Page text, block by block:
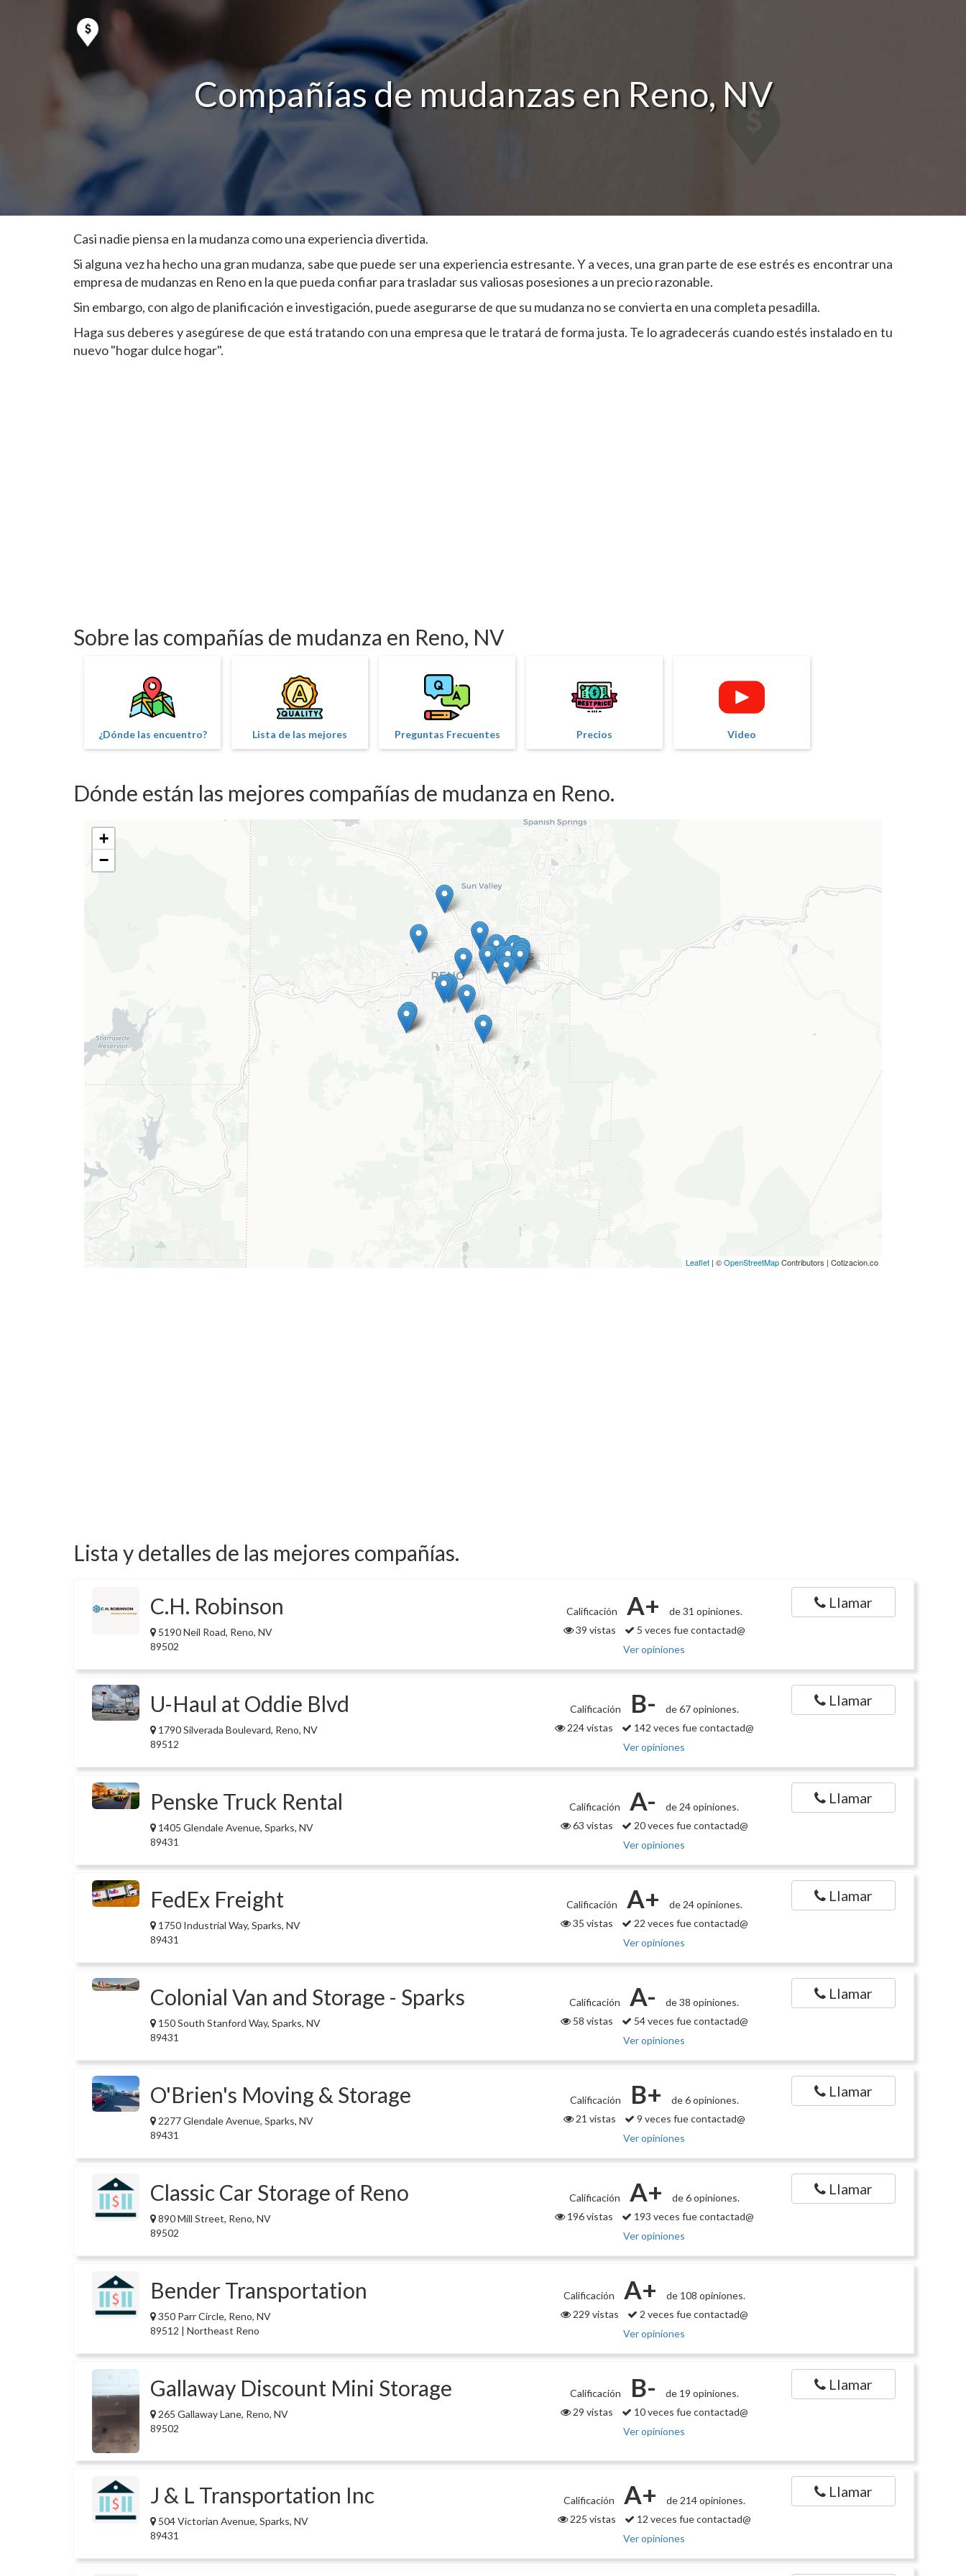
Compañías de mudanzas en Reno, NV
Casi nadie piensa en la mudanza como una experiencia divertida.
Si alguna vez ha hecho una gran mudanza, sabe que puede ser una experiencia estresante. Y a veces, una gran parte de ese estrés es encontrar una
empresa de mudanzas en Reno en la que pueda confiar para trasladar sus valiosas posesiones a un precio razonable.
Sin embargo, con algo de planificación e investigación, puede asegurarse de que su mudanza no se convierta en una completa pesadilla.
Haga sus deberes y asegúrese de que está tratando con una empresa que le tratará de forma justa. Te lo agradecerás cuando estés instalado en tu
nuevo "hogar dulce hogar".
Sobre las compañías de mudanza en Reno, NV
¿Dónde las encuentro? Lista de las mejores Preguntas Frecuentes Precios Video
Dónde están las mejores compañías de mudanza en Reno.
+
−
Leaflet | ©OpenStreetMapContributors | Cotizacion.co
Lista y detalles de las mejores compañías.
C.H. Robinson
5190 Neil Road, Reno, NV
89502
Calificación A+
de 31 opiniones.
39 vistas
5 veces fue contactad@
Ver opiniones
Llamar
U-Haul at Oddie Blvd
1790 Silverada Boulevard, Reno, NV
89512
Calificación B-
de 67 opiniones.
224 vistas
142 veces fue contactad@
Ver opiniones
Llamar
Penske Truck Rental
1405 Glendale Avenue, Sparks, NV
89431
Calificación A-
de 24 opiniones.
63 vistas
20 veces fue contactad@
Ver opiniones
Llamar
FedEx Freight
1750 Industrial Way, Sparks, NV
89431
Calificación A+
de 24 opiniones.
35 vistas
22 veces fue contactad@
Ver opiniones
Llamar
Colonial Van and Storage - Sparks
150 South Stanford Way, Sparks, NV
89431
Calificación A-
de 38 opiniones.
58 vistas
54 veces fue contactad@
Ver opiniones
Llamar
O'Brien's Moving & Storage
2277 Glendale Avenue, Sparks, NV
89431
Calificación B+
de 6 opiniones.
21 vistas
9 veces fue contactad@
Ver opiniones
Llamar
Classic Car Storage of Reno
890 Mill Street, Reno, NV
89502
Calificación A+
de 6 opiniones.
196 vistas
193 veces fue contactad@
Ver opiniones
Llamar
Bender Transportation
350 Parr Circle, Reno, NV
89512 | Northeast Reno
Calificación A+
de 108 opiniones.
229 vistas
2 veces fue contactad@
Ver opiniones
Gallaway Discount Mini Storage
265 Gallaway Lane, Reno, NV
89502
Calificación B-
de 19 opiniones.
29 vistas
10 veces fue contactad@
Ver opiniones
Llamar
J & L Transportation Inc
504 Victorian Avenue, Sparks, NV
89431
Calificación A+
de 214 opiniones.
225 vistas
12 veces fue contactad@
Ver opiniones
Llamar